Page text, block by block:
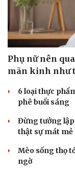
Phụ nữ nên
mãn kinh như
6 loại thực
phê buổi sáng
Đừng tưởng lập
thật sự mát mẻ
Mèo sống thọ
ngờ